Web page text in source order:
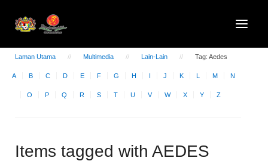
Laman Utama Multimedia Lain-Lain Tag: Aedes
A B C D E F G H I J K L M N
O P Q R S T U V W X Y Z
Items tagged with AEDES